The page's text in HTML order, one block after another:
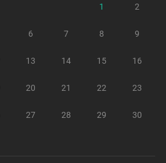
1 2
6 7 8 9
13 14 15 16
20 21 22 23
27 28 29 30